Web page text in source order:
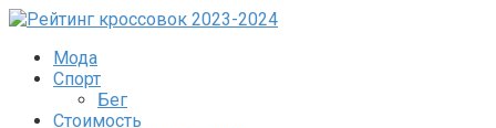
Перейти
контенту
Мода
Спорт
Бег
Стоимость